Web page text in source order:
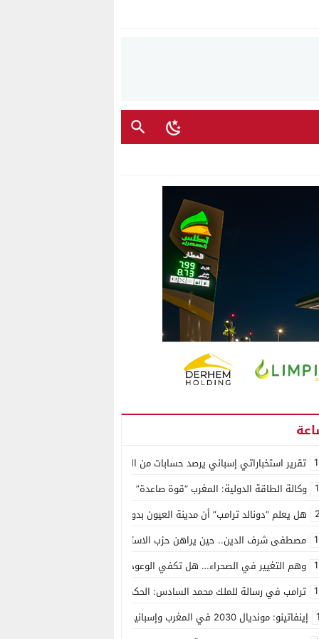
تقرير استخباراتي إسباني يرصد حسابات من الجزائر وأرقاما بـ”213+” ضمن حملة رقمية منظمة حرّضت على اقتحام سبتة
وكالة الطاقة الدولية: المغرب “قوة صاعدة” في سوق المعادن الاستراتيجية
هل يعلم “دونالد ترامب” أن مدينة العيون بدون ماء؟
مصطفى شرف الدين.. حين يراهن حزب الاستقلال على الكفاءة ويمنح الشباب
وهم التغيير في الصحراء… هل تكفي الوعود الفارغة لصناعة الواقع؟
ترامب في رسالة للملك محمد السادس: الحكم الذاتي هو الأساس الوحيد لحل
إينفاتينو: مونديال 2030 في المغرب وإسبانيا والبرتغال سيكون “الأجمل في التاريخ”